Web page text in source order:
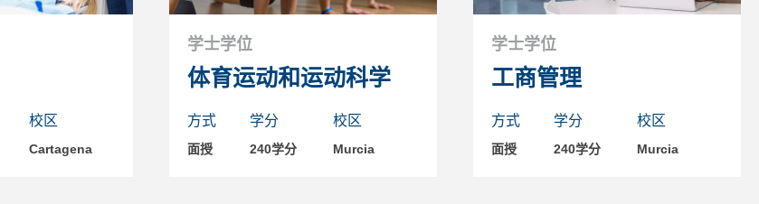
校区
Cartagena
学士学位
体育运动和运动科学
方式
面授
学分
240学分
校区
Murcia
学士学位
工商管理
方式
面授
学分
240学分
校区
Murcia